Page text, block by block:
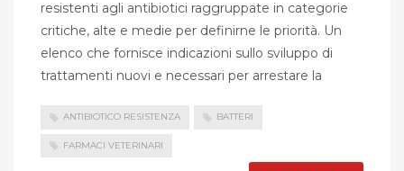
resistenti agli antibiotici raggruppate in categorie
critiche, alte e medie per definirne le priorità. Un
elenco che fornisce indicazioni sullo sviluppo di
trattamenti nuovi e necessari per arrestare la
ANTIBIOTICO RESISTENZA BATTERI
FARMACI VETERINARI